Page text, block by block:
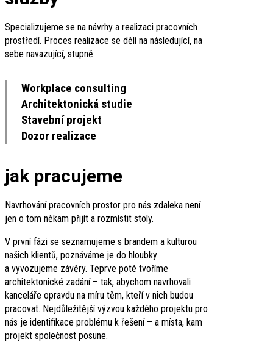
Specializujeme se na návrhy a realizaci pracovních
prostředí. Proces realizace se dělí na následující, na
sebe navazující, stupně:
Workplace consulting
Architektonická studie
Stavební projekt
Dozor realizace
jak pracujeme
Navrhování pracovních prostor pro nás zdaleka není
jen o tom někam přijít a rozmístit stoly.
V první fázi se seznamujeme s brandem a kulturou
našich klientů, poznáváme je do hloubky
a vyvozujeme závěry. Teprve poté tvoříme
architektonické zadání – tak, abychom navrhovali
kanceláře opravdu na míru těm, kteří v nich budou
pracovat. Nejdůležitější výzvou každého projektu pro
nás je identifikace problému k řešení – a místa, kam
projekt společnost posune.